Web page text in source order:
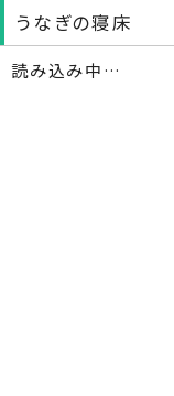
うなぎの寝床
読み込み中…